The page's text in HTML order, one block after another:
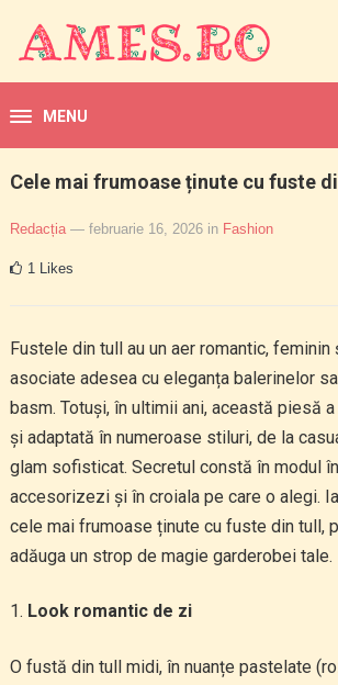
MENU
Cele mai frumoase ținute cu fuste
Redacția — februarie 16, 2026 in Fashion
1 Likes
Fustele din tull au un aer romantic, feminin
asociate adesea cu eleganța balerinelor
basm. Totuși, în ultimii ani, această piesă
și adaptată în numeroase stiluri, de la
glam sofisticat. Secretul constă în modul
accesorizezi și în croiala pe care o alegi.
cele mai frumoase ținute cu fuste din tull,
adăuga un strop de magie garderobei tale.
Look romantic de zi
O fustă din tull midi, în nuanțe pastelate